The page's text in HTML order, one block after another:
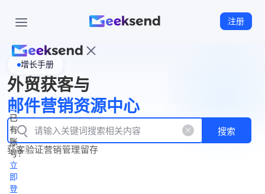
注册
页
WhatsApp
企业号
New
产
品
功
能
产
品
价
格
资
源
中
立
即
注
册
已
有
账
号？
立
即
登
增长手册
外贸获客与
邮件营销资源中心
搜索
获客验证营销管理留存